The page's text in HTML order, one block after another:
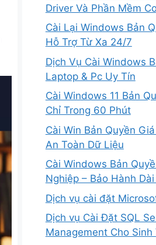
Driver Và Phần Mềm
Cài Lại Windows Bản
Hỗ Trợ Từ Xa 24/7
Dịch Vụ Cài Windows
Laptop & Pc Uy Tín
Cài Windows 11 Bản
Chỉ Trong 60 Phút
Cài Win Bản Quyền
An Toàn Dữ Liệu
Cài Windows Bản
Nghiệp – Bảo Hành
Dịch vụ cài đặt
Dịch vụ Cài Đặt SQL
Management Cho Sinh